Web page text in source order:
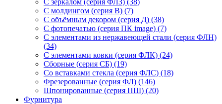
С зеркалом (серия ФЛЗ) (38)
С молдингом (серия В) (7)
С объёмным декором (серия Д) (38)
С фотопечатью (серия ПК image) (7)
С элементами из нержавеющей стали (серия ФЛН)
(34)
С элементами ковки (серия ФЛК) (24)
Сборные (серия СБ) (19)
Со вставками стекла (серия ФЛС) (18)
Фрезерованные (серия ФЛ) (146)
Шпонированные (серия ПШ) (20)
Фурнитура